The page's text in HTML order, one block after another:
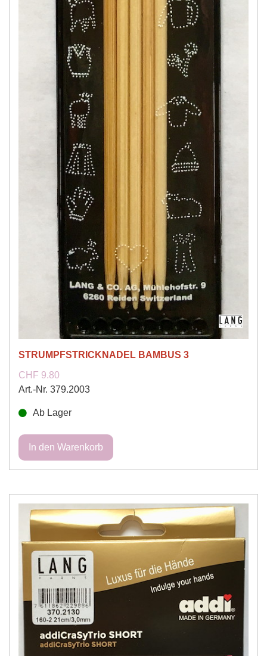
STRUMPFSTRICKNADEL BAMBUS 3
CHF 9.80
Art.-Nr. 379.2003
Ab Lager